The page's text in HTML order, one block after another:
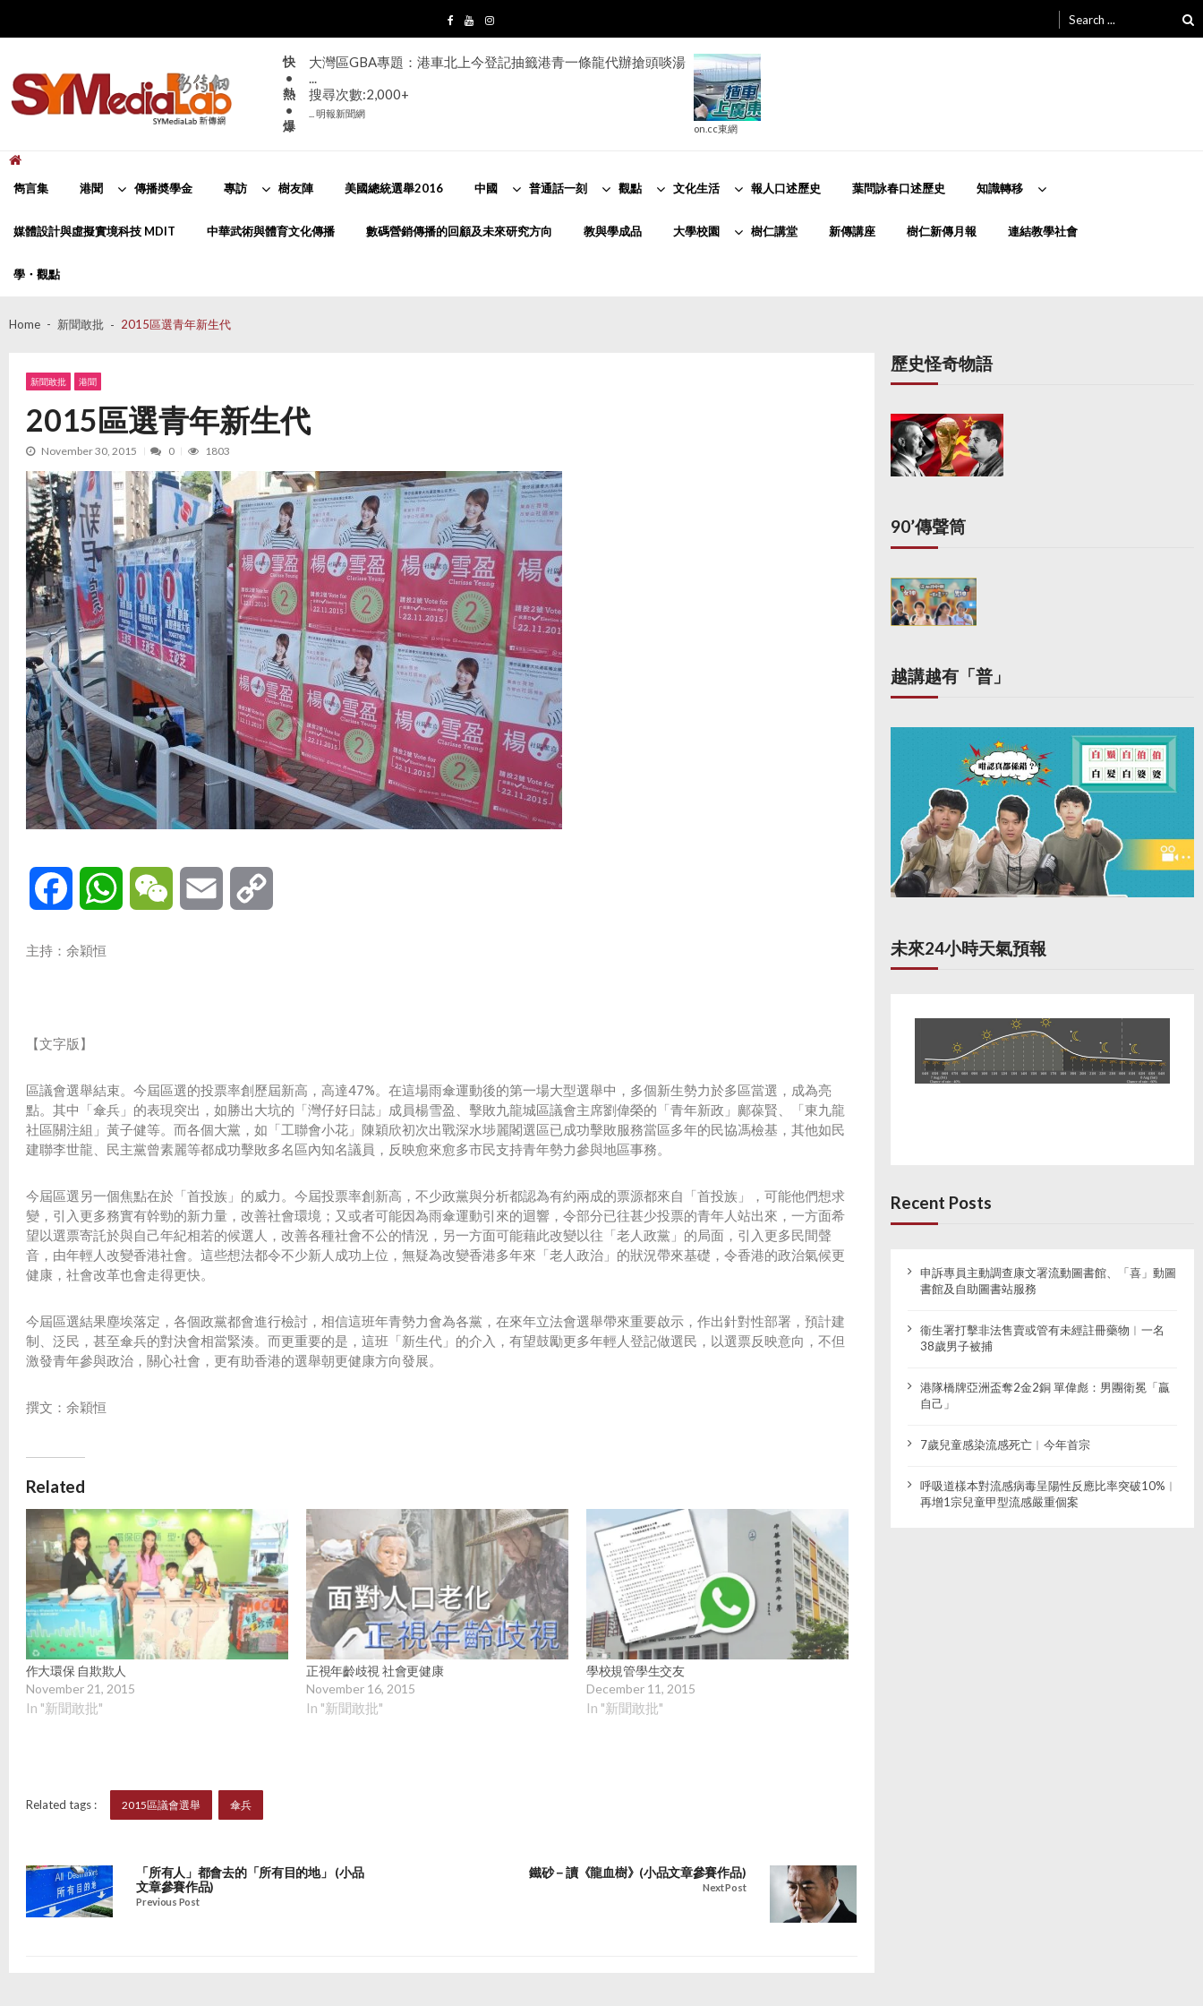
navigation
content
for:
快
•
熱
•
爆
大灣區GBA專題：港車北上今登記抽籤港青一條龍代辦搶頭啖湯
...
搜尋次數:2,000+
... 明報新聞網
on.cc東網
雋言集 港聞 傳播奬學金 專訪 樹友陣 美國總統選舉2016 中國 普通話一刻 觀點 文化生活 報人口述歷史 葉問詠春口述歷史 知識轉移
媒體設計與虛擬實境科技 MDIT 中華武術與體育文化傳播 數碼營銷傳播的回顧及未來研究方向 教與學成品 大學校園 樹仁講堂 新傳講座 樹仁新傳月報 連結教學社會
學・觀點
Home 新聞敢批 2015區選青年新生代
新聞敢批 港聞
2015區選青年新生代
November 30, 2015 0 1803
Facebook WhatsAppWeChat Email
主持：余穎恒
【文字版】
區議會選舉結束。今屆區選的投票率創歷屆新高，高達47%。在這場雨傘運動後的第一場大型選舉中，多個新生勢力於多區當選，成為亮
點。其中「傘兵」的表現突出，如勝出大坑的「灣仔好日誌」成員楊雪盈、擊敗九龍城區議會主席劉偉榮的「青年新政」鄺葆賢、「東九龍
社區關注組」黃子健等。而各個大黨，如「工聯會小花」陳穎欣初次出戰深水埗麗閣選區已成功擊敗服務當區多年的民協馮檢基，其他如民
建聯李世龍、民主黨曾素麗等都成功擊敗多名區內知名議員，反映愈來愈多市民支持青年勢力參與地區事務。
今屆區選另一個焦點在於「首投族」的威力。今屆投票率創新高，不少政黨與分析都認為有約兩成的票源都來自「首投族」，可能他們想求
變，引入更多務實有幹勁的新力量，改善社會環境；又或者可能因為雨傘運動引來的迴響，令部分已往甚少投票的青年人站出來，一方面希
望以選票寄託於與自己年紀相若的候選人，改善各種社會不公的情況，另一方面可能藉此改變以往「老人政黨」的局面，引入更多民間聲
音，由年輕人改變香港社會。這些想法都令不少新人成功上位，無疑為改變香港多年來「老人政治」的狀況帶來基礎，令香港的政治氣候更
健康，社會改革也會走得更快。
今屆區選結果塵埃落定，各個政黨都會進行檢討，相信這班年青勢力會為各黨，在來年立法會選舉帶來重要啟示，作出針對性部署，預計建
制、泛民，甚至傘兵的對決會相當緊湊。而更重要的是，這班「新生代」的介入，有望鼓勵更多年輕人登記做選民，以選票反映意向，不但
激發青年參與政治，關心社會，更有助香港的選舉朝更健康方向發展。
撰文：余穎恒
Related
作大環保 自欺欺人
November 21, 2015
In "新聞敢批"
正視年齡歧視 社會更健康
November 16, 2015
In "新聞敢批"
學校規管學生交友
December 11, 2015
In "新聞敢批"
Related tags : 2015區議會選舉 傘兵
「所有人」都會去的「所有目的地」 (小品
文章參賽作品)
Previous Post
鐵砂－讀《龍血樹》(小品文章參賽作品)
Next Post
歷史怪奇物語
90’傳聲筒
越講越有「普」
未來24小時天氣預報
Recent Posts
申訴專員主動調查康文署流動圖書館、「喜」動圖
書館及自助圖書站服務
衞生署打擊非法售賣或管有未經註冊藥物︱一名
38歲男子被捕
港隊橋牌亞洲盃奪2金2銅 單偉彪：男團衛冕「贏
自己」
7歲兒童感染流感死亡︱今年首宗
呼吸道樣本對流感病毒呈陽性反應比率突破10%︱
再增1宗兒童甲型流感嚴重個案